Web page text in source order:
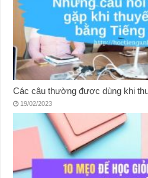
Các câu thường được dùng khi
19/02/2023